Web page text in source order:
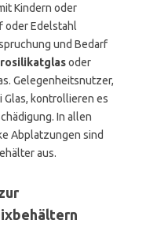
Kindern oder
oder Edelstahl
und Bedarf
oder
Gelegenheitsnutzer,
Glas, kontrollieren es
In allen
Abplatzungen sind
aus.